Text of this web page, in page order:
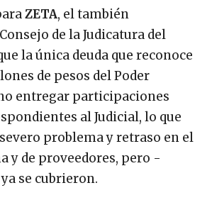
ZETA, el también
de la Judicatura del
la única deuda que reconoce
de pesos del Poder
entregar participaciones
al Judicial, lo que
problema y retraso en el
y de proveedores, pero -
se cubrieron.